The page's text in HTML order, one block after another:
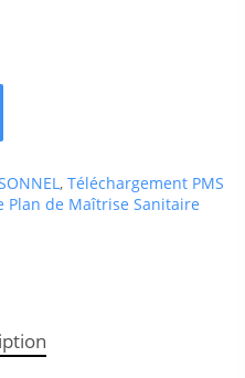
,Téléchargement PMS
Plan de Maîtrise Sanitaire